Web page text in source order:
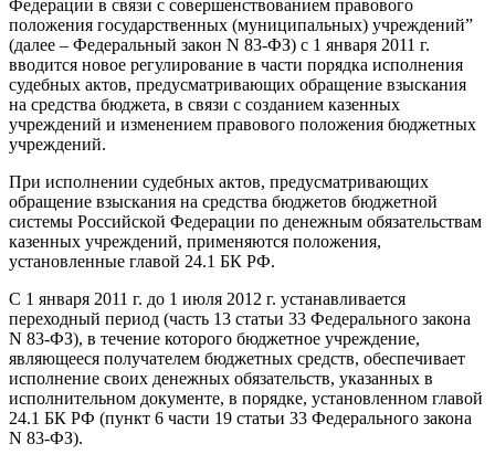
Федерации в связи с совершенствованием правового
положения государственных (муниципальных) учреждений”
(далее – Федеральный закон N 83-ФЗ) с 1 января 2011 г.
вводится новое регулирование в части порядка исполнения
судебных актов, предусматривающих обращение взыскания
на средства бюджета, в связи с созданием казенных
учреждений и изменением правового положения бюджетных
учреждений.
При исполнении судебных актов, предусматривающих
обращение взыскания на средства бюджетов бюджетной
системы Российской Федерации по денежным обязательствам
казенных учреждений, применяются положения,
установленные главой 24.1 БК РФ.
С 1 января 2011 г. до 1 июля 2012 г. устанавливается
переходный период (часть 13 статьи 33 Федерального закона
N 83-ФЗ), в течение которого бюджетное учреждение,
являющееся получателем бюджетных средств, обеспечивает
исполнение своих денежных обязательств, указанных в
исполнительном документе, в порядке, установленном главой
24.1 БК РФ (пункт 6 части 19 статьи 33 Федерального закона
N 83-ФЗ).